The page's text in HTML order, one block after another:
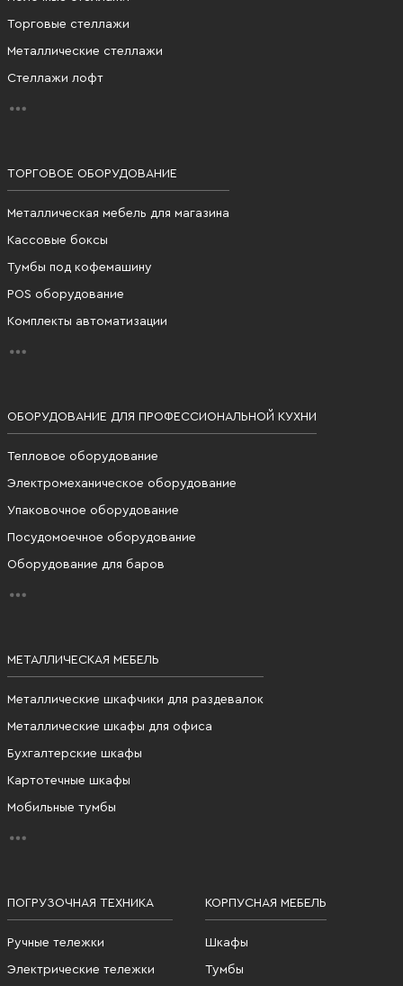
Торговые стеллажи
Металлические стеллажи
Стеллажи лофт
ТОРГОВОЕ ОБОРУДОВАНИЕ
Металлическая мебель для магазина
Кассовые боксы
Тумбы под кофемашину
POS оборудование
Комплекты автоматизации
ОБОРУДОВАНИЕ ДЛЯ ПРОФЕССИОНАЛЬНОЙ КУХНИ
Тепловое оборудование
Электромеханическое оборудование
Упаковочное оборудование
Посудомоечное оборудование
Оборудование для баров
МЕТАЛЛИЧЕСКАЯ МЕБЕЛЬ
Металлические шкафчики для раздевалок
Металлические шкафы для офиса
Бухгалтерские шкафы
Картотечные шкафы
Мобильные тумбы
ПОГРУЗОЧНАЯ ТЕХНИКА
Ручные тележки
Электрические тележки
КОРПУСНАЯ МЕБЕЛЬ
Шкафы
Тумбы